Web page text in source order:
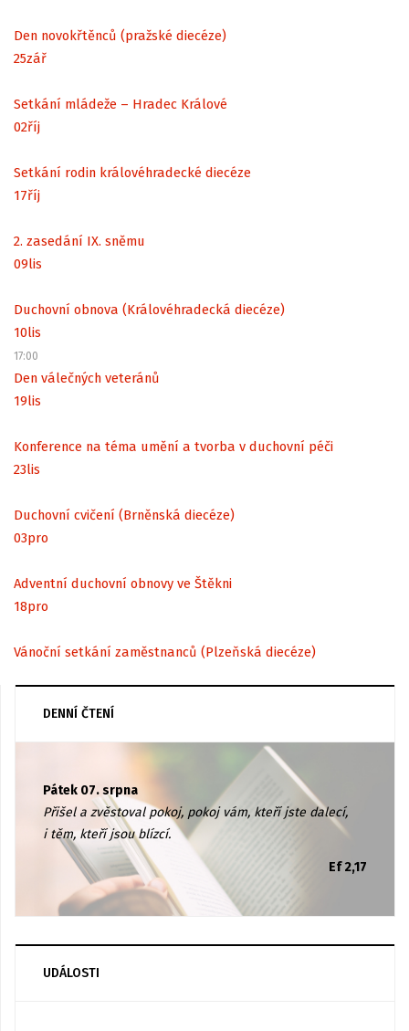
Den novokřtěnců (pražské diecéze)
25zář
Setkání mládeže – Hradec Králové
02říj
Setkání rodin královéhradecké diecéze
17říj
2. zasedání IX. sněmu
09lis
Duchovní obnova (Královéhradecká diecéze)
10lis
17:00
Den válečných veteránů
19lis
Konference na téma umění a tvorba v duchovní péči
23lis
Duchovní cvičení (Brněnská diecéze)
03pro
Adventní duchovní obnovy ve Štěkni
18pro
Vánoční setkání zaměstnanců (Plzeňská diecéze)
DENNÍ ČTENÍ
Pátek 07. srpna
Přišel a zvěstoval pokoj, pokoj vám, kteří jste dalecí,
i těm, kteří jsou blízcí.
Ef 2,17
UDÁLOSTI